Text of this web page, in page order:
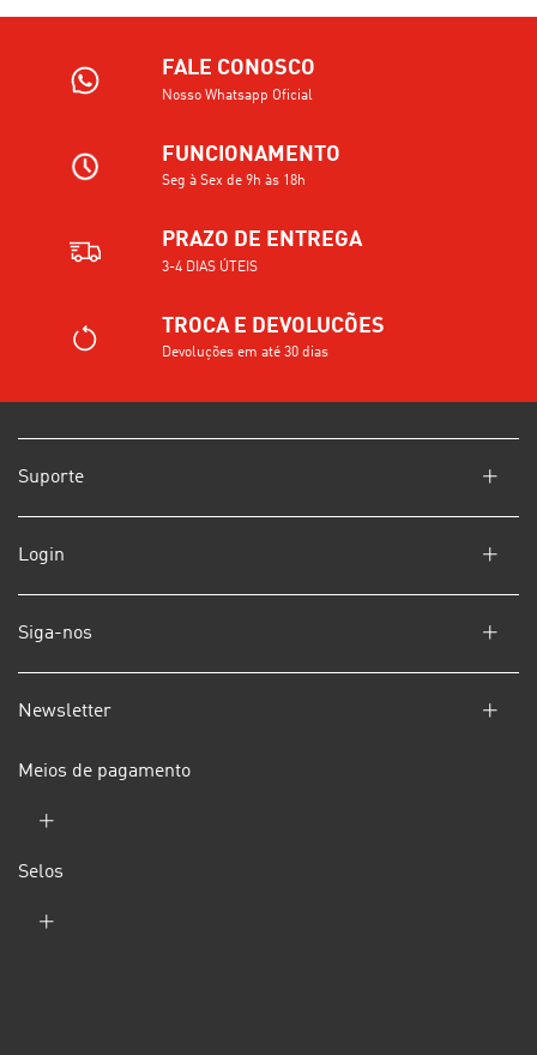
FALE CONOSCO
Nosso Whatsapp Oficial
FUNCIONAMENTO
Seg à Sex de 9h às 18h
PRAZO DE ENTREGA
3-4 DIAS ÚTEIS
TROCA E DEVOLUCÕES
Devoluções em até 30 dias
Suporte
Login
Siga-nos
Newsletter
Meios de pagamento
Selos